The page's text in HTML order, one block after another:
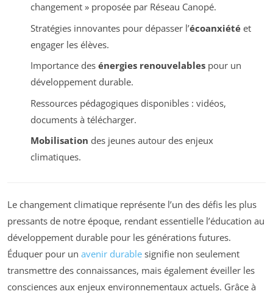
changement » proposée par Réseau Canopé.
Stratégies innovantes pour dépasser l’écoanxiétéet
engager les élèves.
Importance des énergies renouvelablespour un
développement durable.
Ressources pédagogiques disponibles : vidéos,
documents à télécharger.
Mobilisation des jeunes autour des enjeux
climatiques.
Le changement climatique représente l’un des défis les plus
pressants de notre époque, rendant essentielle l’éducation au
développement durable pour les générations futures.
Éduquer pour un avenir durable signifie non seulement
transmettre des connaissances, mais également éveiller les
consciences aux enjeux environnementaux actuels. Grâce à